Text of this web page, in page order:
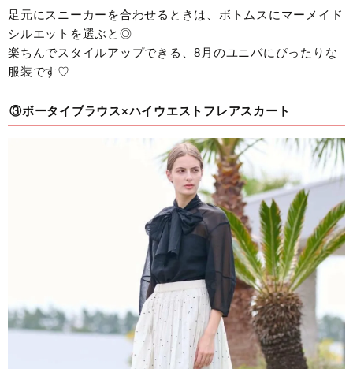
足元にスニーカーを合わせるときは、ボトムスにマーメイド
シルエットを選ぶと◎
楽ちんでスタイルアップできる、8月のユニバにぴったりな
服装です♡
③ボータイブラウス×ハイウエストフレアスカート